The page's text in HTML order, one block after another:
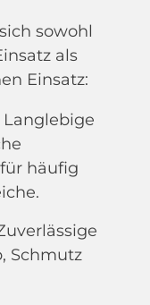
sowohl
als
Einsatz:
Langlebige
häufig
Schmutz